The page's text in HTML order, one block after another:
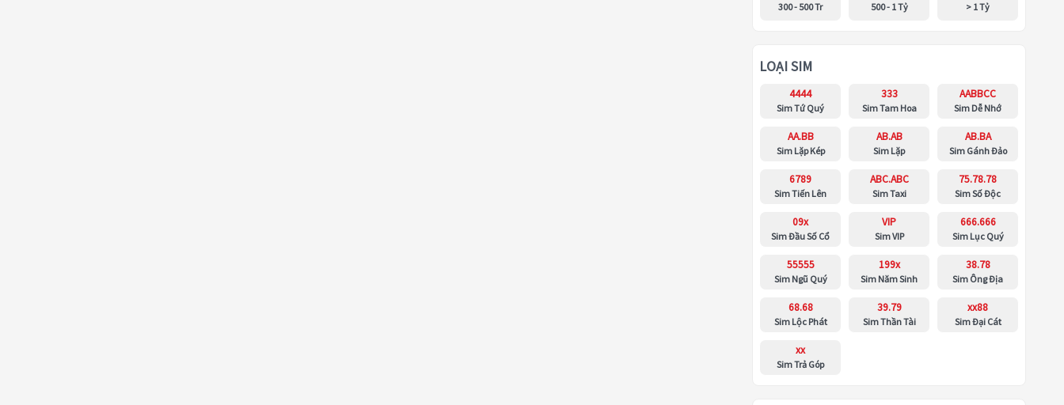
300 - 500 Tr 500 - 1 Tỷ > 1 Tỷ
LOẠI SIM
4444
Sim Tứ Quý
333
Sim Tam Hoa
AABBCC
Sim Dễ Nhớ
AA.BB
Sim Lặp Kép
AB.AB
Sim Lặp
AB.BA
Sim Gánh Đảo
6789
Sim Tiến Lên
ABC.ABC
Sim Taxi
75.78.78
Sim Số Độc
09x
Sim Đầu Số Cổ
VIP
Sim VIP
666.666
Sim Lục Quý
55555
Sim Ngũ Quý
199x
Sim Năm Sinh
38.78
Sim Ông Địa
68.68
Sim Lộc Phát
39.79
Sim Thần Tài
xx88
Sim Đại Cát
xx
Sim Trả Góp